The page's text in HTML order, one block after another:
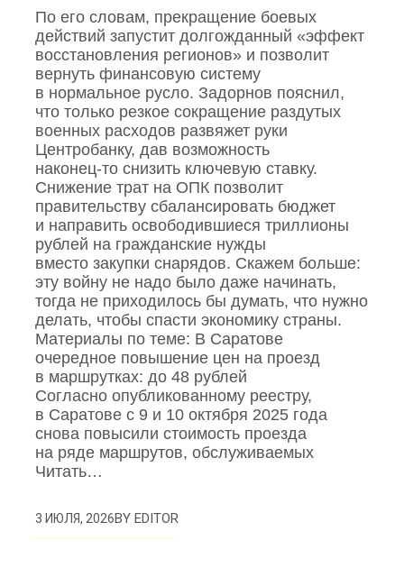
По его словам, прекращение боевых
действий запустит долгожданный «эффект
восстановления регионов» и позволит
вернуть финансовую систему
в нормальное русло. Задорнов пояснил,
что только резкое сокращение раздутых
военных расходов развяжет руки
Центробанку, дав возможность
наконец‑то снизить ключевую ставку.
Снижение трат на ОПК позволит
правительству сбалансировать бюджет
и направить освободившиеся триллионы
рублей на гражданские нужды
вместо закупки снарядов. Скажем больше:
эту войну не надо было даже начинать,
тогда не приходилось бы думать, что нужно
делать, чтобы спасти экономику страны.
Материалы по теме: В Саратове
очередное повышение цен на проезд
в маршрутках: до 48 рублей
Согласно опубликованному реестру,
в Саратове с 9 и 10 октября 2025 года
снова повысили стоимость проезда
на ряде маршрутов, обслуживаемых
Читать…
3 ИЮЛЯ, 2026BYEDITOR